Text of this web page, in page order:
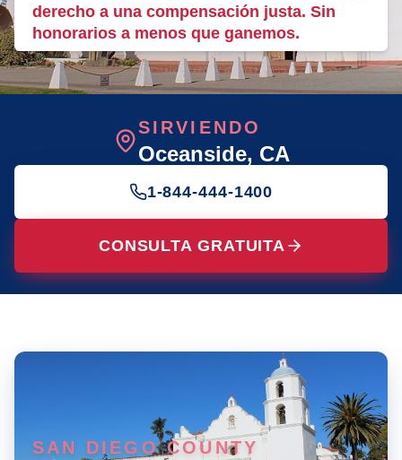
derecho a una compensación justa. Sin
honorarios a menos que ganemos.
SIRVIENDO
Oceanside, CA
1-844-444-1400
CONSULTA GRATUITA
SAN DIEGO COUNTY